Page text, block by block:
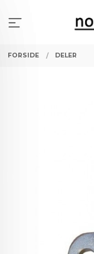
innholdet
FORSIDE DELER